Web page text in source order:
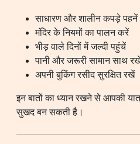
साधारण और शालीन कपड़े पहनें
मंदिर के नियमों का पालन करें
भीड़ वाले दिनों में जल्दी पहुंचें
पानी और जरूरी सामान साथ
अपनी बुकिंग रसीद सुरक्षित रखें
इन बातों का ध्यान रखने से आपकी
सुखद बन सकती है।